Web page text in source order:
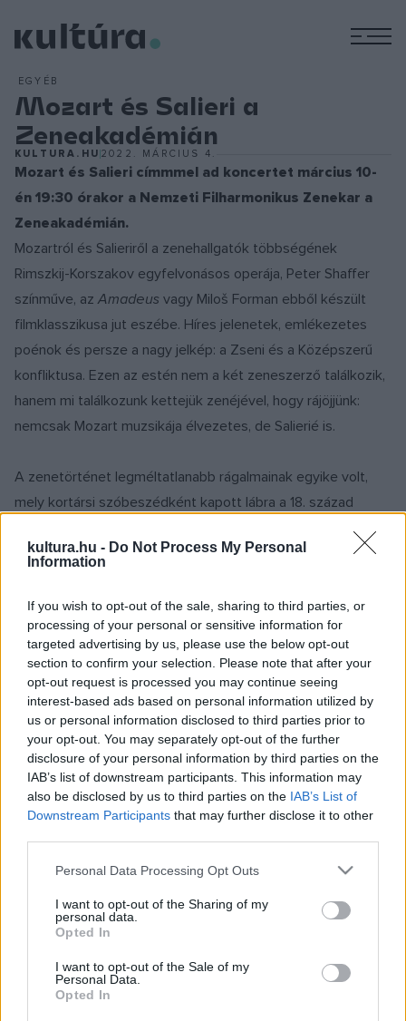
kultura.hu - Do Not Process My Personal
Information
If you wish to opt-out of the sale, sharing to third parties, or
processing of your personal or sensitive information for
targeted advertising by us, please use the below opt-out
section to confirm your selection. Please note that after your
opt-out request is processed you may continue seeing
interest-based ads based on personal information utilized by
us or personal information disclosed to third parties prior to
your opt-out. You may separately opt-out of the further
disclosure of your personal information by third parties on the
IAB’s list of downstream participants. This information may
also be disclosed by us to third parties on the IAB’s List of
Downstream Participants that may further disclose it to other
Please note that this website/app uses one or more Google
not limited to your visit or usage behaviour. You may click to
grant or deny consent to Google and its third-party tags to
use your data for below specified purposes in below Google
consent section.
Personal Data Processing Opt Outs
I want to opt-out of the Sharing of my
personal data.
Opted In
I want to opt-out of the Sale of my
Personal Data.
Opted In
EGYÉB
Mozart és Salieri a
Zeneakadémián
KULTURA.HU 2022. MÁRCIUS 4.
Mozart és Salieri címmmel ad koncertet március 10-
én 19:30 órakor a Nemzeti Filharmonikus Zenekar a
Zeneakadémián.
Mozartról és Salieriről a zenehallgatók többségének
Rimszkij-Korszakov egyfelvonásos operája, Peter Shaffer
színműve, azAmadeus vagy Miloš Forman ebből készült
filmklasszikusa jut eszébe. Híres jelenetek, emlékezetes
poénok és persze a nagy jelkép: a Zseni és a Középszerű
konfliktusa. Ezen az estén nem a két zeneszerző találkozik,
hanem mi találkozunk kettejük zenéjével, hogy rájöjjünk:
nemcsak Mozart muzsikája élvezetes, de Salierié is.
A zenetörténet legméltatlanabb rágalmainak egyike volt,
mely kortársi szóbeszédként kapott lábra a 18. század
Antonio Salierira: elterjedt róla, hogy megmérgezte
fiatalabb pályatárs tehetségére.
A valóságban Salieri nemcsak remek
zeneszerző volt jelentős sikerekkel, de
nagylelkű ember is, a gyermek Schubert
felfedezője és segítője, az ifjú
Beethoven tanára.
Salierit, aki kiskamasz korában árván maradt, a jó nevű
zeneszerző, Florian Leopold Gassmann vitte magával
Bécsbe, s ott személyesen állta taníttatásának költségeit.
Később Salieri erre emlékezve maga is minden növendékét
Ezen a koncerten Salieri és Mozart zenéje békén megfér
egymással. A második rész első száma, Salieri
D-dúr
sinfoniája nem véletlenül kapta a